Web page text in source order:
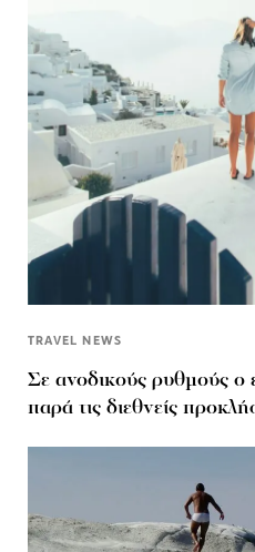
TRAVEL NEWS
Σε ανοδικούς ρυθμούς ο
παρά τις διεθνείς